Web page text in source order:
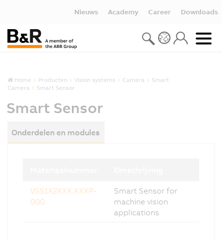
Nieuws Academy Career Downloads
Home Producten Vision systems Camera
Smart
Camera
Smart Sensor
Smart Sensor
Onderdelen en modules
VSS1X2XXX.XXXP-
000
Smart Sensor for
machine vision
applications